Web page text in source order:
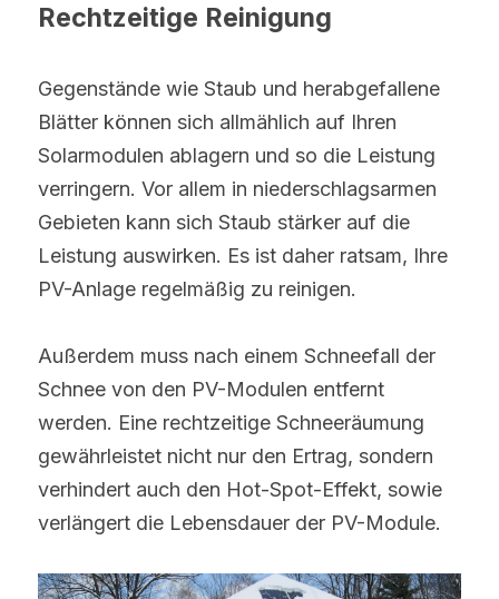
Rechtzeitige Reinigung
Gegenstände wie Staub und herabgefallene
Blätter können sich allmählich auf Ihren
Solarmodulen ablagern und so die Leistung
verringern. Vor allem in niederschlagsarmen
Gebieten kann sich Staub stärker auf die
Leistung auswirken. Es ist daher ratsam, Ihre
PV-Anlage regelmäßig zu reinigen.
Außerdem muss nach einem Schneefall der
Schnee von den PV-Modulen entfernt
werden. Eine rechtzeitige Schneeräumung
gewährleistet nicht nur den Ertrag, sondern
verhindert auch den Hot-Spot-Effekt, sowie
verlängert die Lebensdauer der PV-Module.